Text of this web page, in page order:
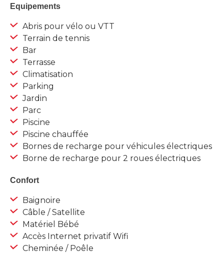
Equipements
Abris pour vélo ou VTT
Terrain de tennis
Bar
Terrasse
Climatisation
Parking
Jardin
Parc
Piscine
Piscine chauffée
Bornes de recharge pour véhicules électriques
Borne de recharge pour 2 roues électriques
Confort
Baignoire
Câble / Satellite
Matériel Bébé
Accès Internet privatif Wifi
Cheminée / Poêle